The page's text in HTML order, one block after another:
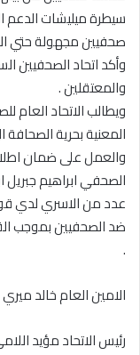
سيطرة ميليشات الدعم
صحفيين مجهولة حتي
وأكد اتحاد الصحفيين
والمعتقلين .
ويطالب الاتحاد العام
المعنية بحرية
والعمل على ضمان
الصحفي ابراهيم
عدد من الاسري لدي
ضد الصحفيين بموجب
.
الامين العام خالد ميري
رئيس الاتحاد مؤيد